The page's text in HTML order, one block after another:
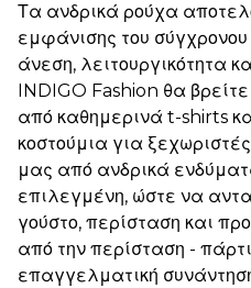
Τα ανδρικά ρούχα
εμφάνισης του
άνεση, λειτουργικότητα
INDIGO Fashion θα
από καθημερινά t-shirts
κοστούμια για
μας από ανδρικά
επιλεγμένη, ώστε να
γούστο, περίσταση και
από την περίσταση -
επαγγελματική